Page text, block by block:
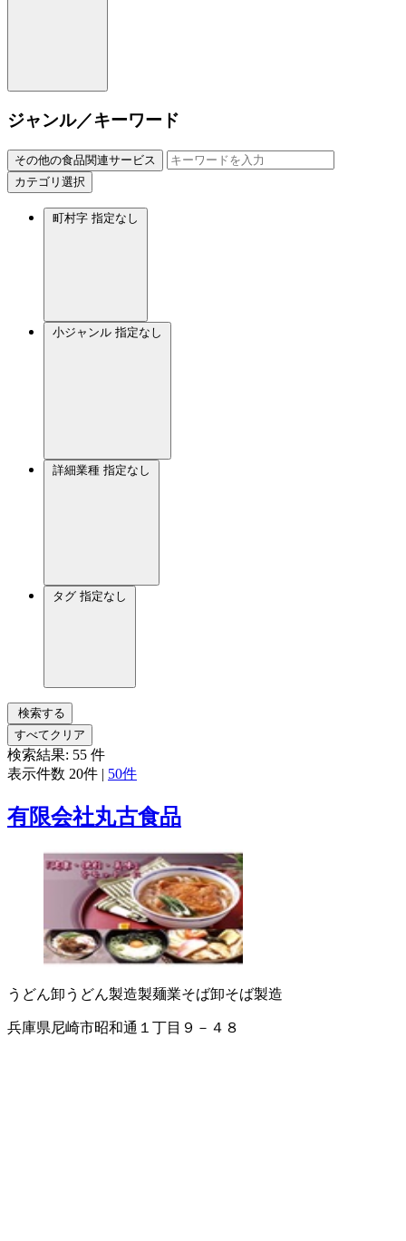
ジャンル／キーワード
その他の食品関連サービス
カテゴリ選択
町村字 指定なし
小ジャンル 指定なし
詳細業種 指定なし
タグ 指定なし
検索する
すべてクリア
検索結果: 55 件
表示件数 20件 | 50件
有限会社丸古食品
うどん卸 うどん製造製麺業そば卸そば製造
兵庫県尼崎市昭和通１丁目９－４８